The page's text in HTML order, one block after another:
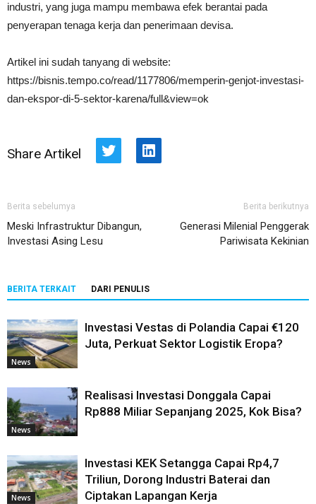
industri, yang juga mampu membawa efek berantai pada
penyerapan tenaga kerja dan penerimaan devisa.
Artikel ini sudah tanyang di website:
https://bisnis.tempo.co/read/1177806/memperin-genjot-investasi-
dan-ekspor-di-5-sektor-karena/full&view=ok
Share Artikel Twitter LinkedIn
Berita sebelumya
Meski Infrastruktur Dibangun,
Investasi Asing Lesu
Berita berikutnya
Generasi Milenial Penggerak
Pariwisata Kekinian
BERITA TERKAIT DARI PENULIS
News
Investasi Vestas di Polandia Capai €120
Juta, Perkuat Sektor Logistik Eropa?
News
Realisasi Investasi Donggala Capai
Rp888 Miliar Sepanjang 2025, Kok Bisa?
News
Investasi KEK Setangga Capai Rp4,7
Triliun, Dorong Industri Baterai dan
Ciptakan Lapangan Kerja